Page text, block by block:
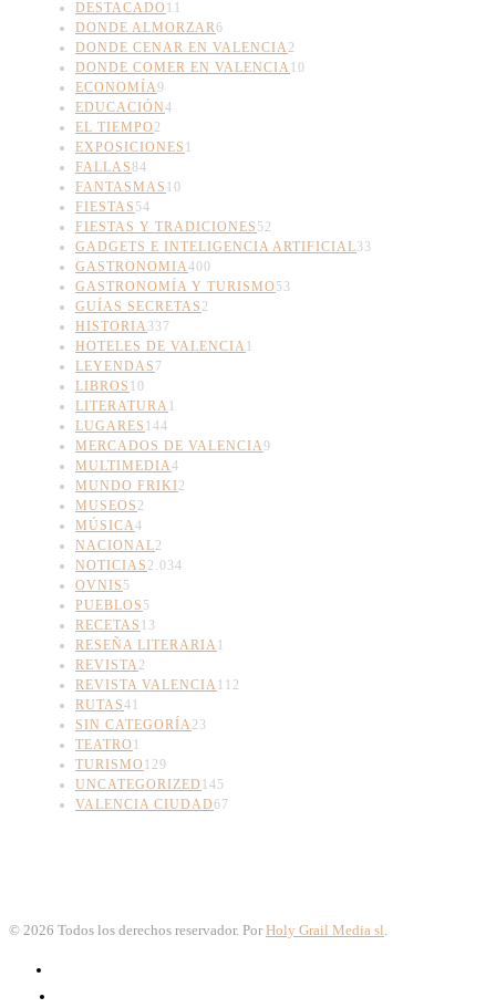
DESTACADO 11
DONDE ALMORZAR6
DONDE CENAR EN VALENCIA2
DONDE COMER EN VALENCIA10
ECONOMÍA9
EDUCACIÓN4
EL TIEMPO 2
EXPOSICIONES 1
FALLAS84
FANTASMAS 10
FIESTAS 54
FIESTAS Y TRADICIONES 52
GADGETS E INTELIGENCIA ARTIFICIAL33
GASTRONOMIA400
GASTRONOMÍA Y TURISMO 53
GUÍAS SECRETAS 2
HISTORIA337
HOTELES DE VALENCIA1
LEYENDAS 7
LIBROS 10
LITERATURA1
LUGARES 144
MERCADOS DE VALENCIA9
MULTIMEDIA4
MUNDO FRIKI2
MUSEOS 2
MÚSICA4
NACIONAL2
NOTICIAS 2.034
OVNIS 5
PUEBLOS 5
RECETAS 13
RESEÑA LITERARIA1
REVISTA2
REVISTA VALENCIA112
RUTAS41
SIN CATEGORÍA23
TEATRO 1
TURISMO 129
UNCATEGORIZED 145
VALENCIA CIUDAD67
© 2026 Todos los derechos reservador. Por Holy Grail Media sl